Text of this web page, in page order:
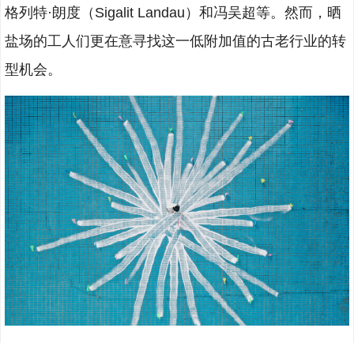
格列特·朗度（Sigalit Landau）和冯吴超等。然而，晒
盐场的工人们更在意寻找这一低附加值的古老行业的转
型机会。